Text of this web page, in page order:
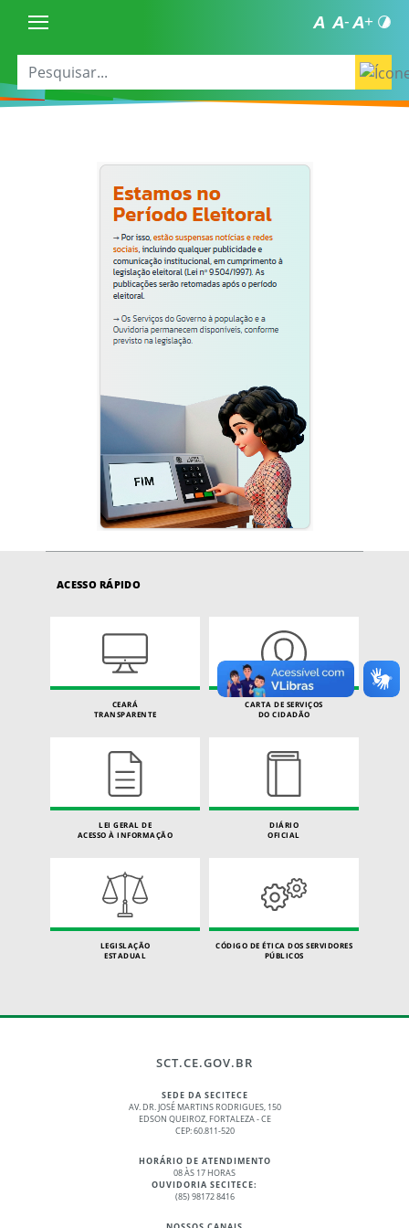
ACESSO RÁPIDO
CEARÁ
TRANSPARENTE
CARTA DE SERVIÇOS
DO CIDADÃO
LEI GERAL DE
ACESSO À INFORMAÇÃO
DIÁRIO
OFICIAL
LEGISLAÇÃO
ESTADUAL
CÓDIGO DE ÉTICA DOS SERVIDORES
PÚBLICOS
SCT.CE.GOV.BR
SEDE DA SECITECE
AV. DR. JOSÉ MARTINS RODRIGUES, 150
EDSON QUEIROZ, FORTALEZA - CE
CEP: 60.811-520
HORÁRIO DE ATENDIMENTO
08 ÀS 17 HORAS
OUVIDORIA SECITECE:
(85) 98172 8416